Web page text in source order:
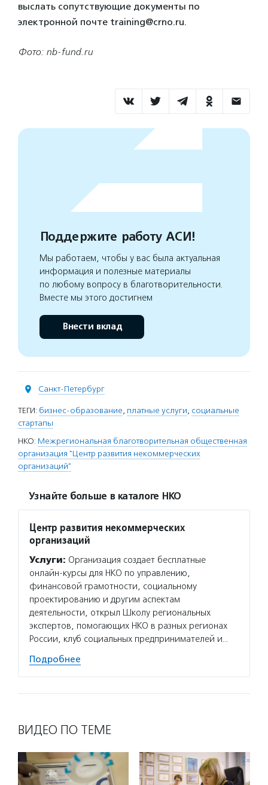
выслать сопутствующие документы по
электронной почте training@crno.ru.
Фото: nb-fund.ru
Поддержите работу АСИ!
Мы работаем, чтобы у вас была актуальная
информация и полезные материалы
по любому вопросу в благотворительности.
Вместе мы этого достигнем
Внести вклад
Санкт-Петербург
ТЕГИ: бизнес-образование, платные услуги, социальные
стартапы
НКО: Межрегиональная благотворительная общественная
организация "Центр развития некоммерческих
организаций"
Узнайте больше в каталоге НКО
Центр развития некоммерческих
организаций
Услуги: Организация создает бесплатные
онлайн-курсы для НКО по управлению,
финансовой грамотности, социальному
проектированию и другим аспектам
деятельности, открыл Школу региональных
экспертов, помогающих НКО в разных регионах
России, клуб социальных предпринимателей и…
Подробнее
ВИДЕО ПО ТЕМЕ